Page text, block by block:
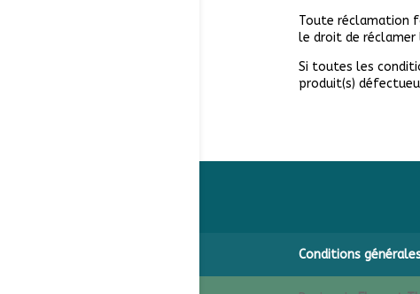
Toute réclamation
le droit de
Si toutes les
produit(s)
Conditions